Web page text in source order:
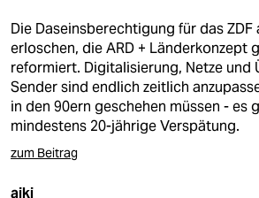
Die Daseinsberechtigung für das ZDF
erloschen, die ARD + Länderkonzept
reformiert. Digitalisierung, Netze und
Sender sind endlich zeitlich
in den 90ern geschehen müssen - es
mindestens 20-jährige Verspätung.
zum Beitrag
ajki